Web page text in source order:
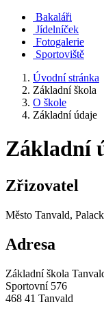
Bakaláři
Jídelníček
Fotogalerie
Sportoviště
Úvodní stránka
Základní škola
O škole
Základní údaje
Základní
Zřizovatel
Město Tanvald,
Adresa
Základní škola
Sportovní 576
468 41 Tanvald